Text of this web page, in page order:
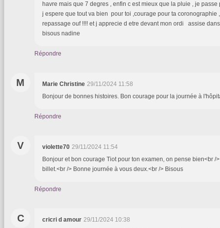
havre mais que 7 degres , enfin c est mieux que la pluie , je
j espere que tout va bien pour toi ,courage pour ta coronographie
repassage ouf !!!! et j apprecie d etre devant mon ordi assise
bisous nadine
Répondre
M Marie Christine 29/11/2024 11:58
Bonjour de bonnes histoires. Bon courage pour la journée à
Répondre
V violette70 29/11/2024 11:54
Bonjour et bon courage Tiot pour ton examen, on pense bien<br /
billet.<br /> Bonne journée à vous deux.<br /> Bisous
Répondre
C cricri d amour 29/11/2024 10:38